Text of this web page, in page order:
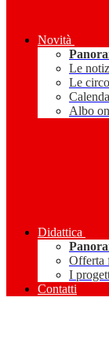
Novità
Le
Le
Albo
Didattica
Offerta
I
Contatti